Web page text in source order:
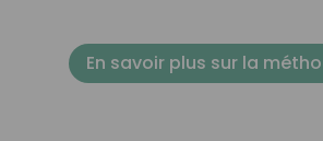
En savoir plus sur la